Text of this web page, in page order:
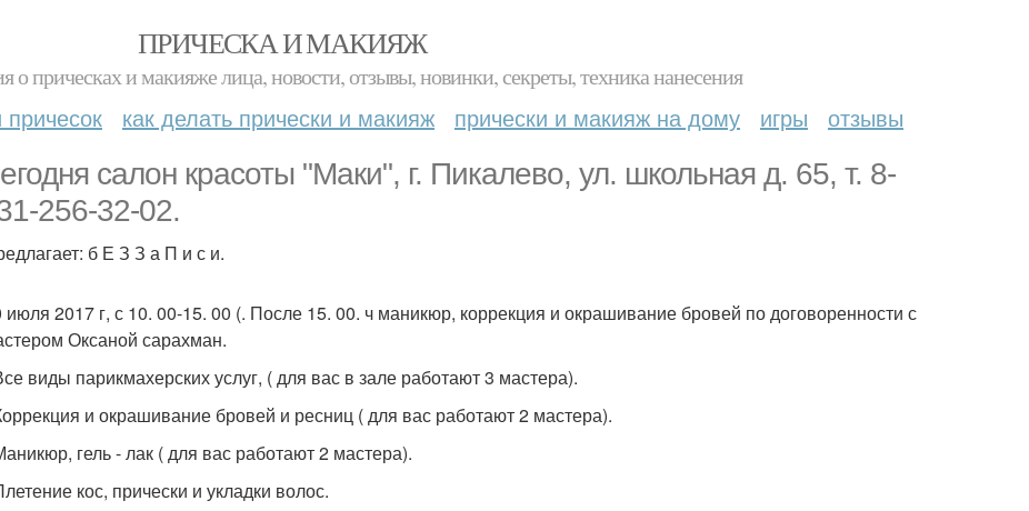
ПРИЧЕСКА И МАКИЯЖ
о прическах и макияже лица, новости, отзывы, новинки, секреты, техника нанесения
как делать прически и макияж прически и макияж на дому игры отзывы
салон красоты "Маки", г. Пикалево, ул. школьная д. 65, т. 8-
256-32-02.
б Е З З а П и с и.
июля 2017 г, с 10. 00-15. 00 (. После 15. 00. ч маникюр, коррекция и окрашивание бровей по договоренности с
Оксаной сарахман.
виды парикмахерских услуг, ( для вас в зале работают 3 мастера).
и окрашивание бровей и ресниц ( для вас работают 2 мастера).
гель - лак ( для вас работают 2 мастера).
кос, прически и укладки волос.